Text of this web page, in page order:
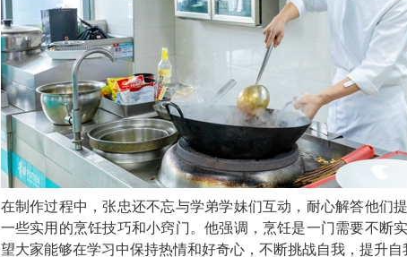
在制作过程中，张忠还不忘与学弟学妹们互动，耐心解答他们
一些实用的烹饪技巧和小窍门。他强调，烹饪是一门需要不断
望大家能够在学习中保持热情和好奇心，不断挑战自我，提升自